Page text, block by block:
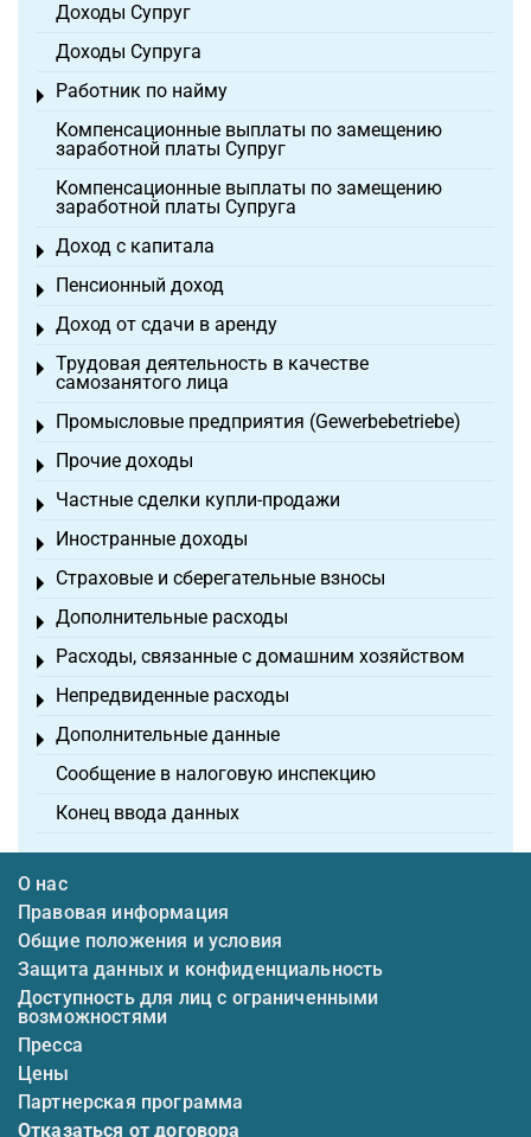
Доходы Супруг
Доходы Супруга
Работник по найму
Toggle menu
Компенсационные выплаты по замещению
заработной платы Супруг
Компенсационные выплаты по замещению
заработной платы Супруга
Доход с капитала
Toggle menu
Пенсионный доход
Toggle menu
Доход от сдачи в аренду
Toggle menu
Трудовая деятельность в качестве
самозанятого лица
Toggle menu
Промысловые предприятия (Gewerbebetriebe)
Toggle menu
Прочие доходы
Toggle menu
Частные сделки купли-продажи
Toggle menu
Иностранные доходы
Toggle menu
Страховые и сберегательные взносы
Toggle menu
Дополнительные расходы
Toggle menu
Расходы, связанные с домашним хозяйством
Toggle menu
Непредвиденные расходы
Toggle menu
Дополнительные данные
Toggle menu
Сообщение в налоговую инспекцию
Конец ввода данных
О нас
Правовая информация
Общие положения и условия
Защита данных и конфиденциальность
Доступность для лиц с ограниченными
возможностями
Пресса
Цены
Партнерская программа
Отказаться от договора